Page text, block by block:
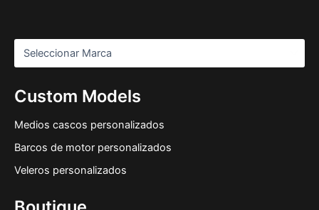
Custom Models
Medios cascos personalizados
Barcos de motor personalizados
Veleros personalizados